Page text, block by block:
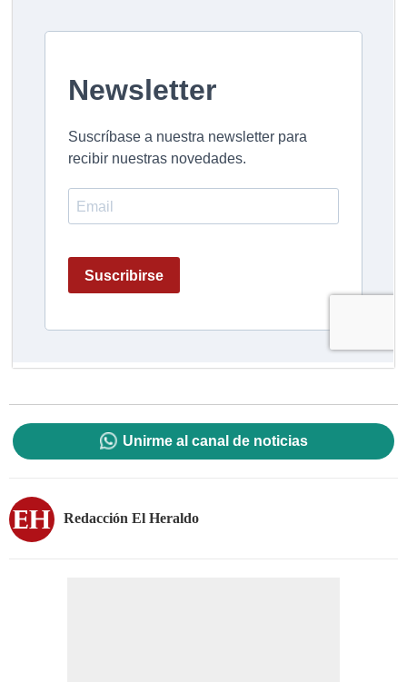
Unirme al canal de noticias
Redacción El Heraldo